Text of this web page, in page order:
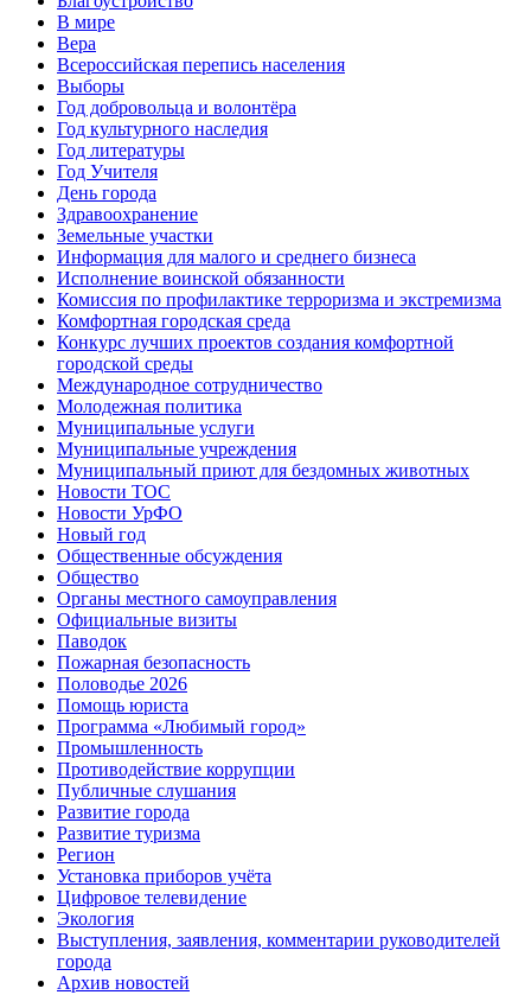
В мире
Вера
Всероссийская перепись населения
Выборы
Год добровольца и волонтёра
Год культурного наследия
Год литературы
Год Учителя
День города
Здравоохранение
Земельные участки
Информация для малого и среднего бизнеса
Исполнение воинской обязанности
Комиссия по профилактике терроризма и экстремизма
Комфортная городская среда
Конкурс лучших проектов создания комфортной
городской среды
Международное сотрудничество
Молодежная политика
Муниципальные услуги
Муниципальные учреждения
Муниципальный приют для бездомных животных
Новости ТОС
Новости УрФО
Новый год
Общественные обсуждения
Общество
Органы местного самоуправления
Официальные визиты
Паводок
Пожарная безопасность
Половодье 2026
Помощь юриста
Программа «Любимый город»
Промышленность
Противодействие коррупции
Публичные слушания
Развитие города
Развитие туризма
Регион
Установка приборов учёта
Цифровое телевидение
Экология
Выступления, заявления, комментарии руководителей
города
Архив новостей